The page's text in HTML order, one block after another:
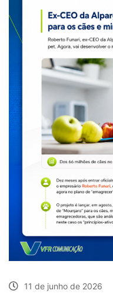
11 de junho de 2026